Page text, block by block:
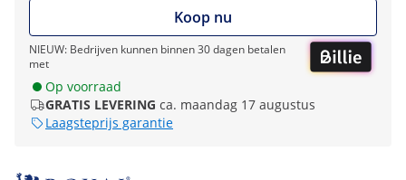
Koop nu
NIEUW: Bedrijven kunnen binnen 30 dagen betalen
met
Op voorraad
GRATIS LEVERING ca. maandag 17 augustus
Laagsteprijs garantie